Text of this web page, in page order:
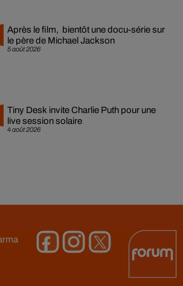
5 août 2026
Après le film, bientôt une docu-série sur
le père de Michael Jackson
4 août 2026
Tiny Desk invite Charlie Puth pour une
live session solaire